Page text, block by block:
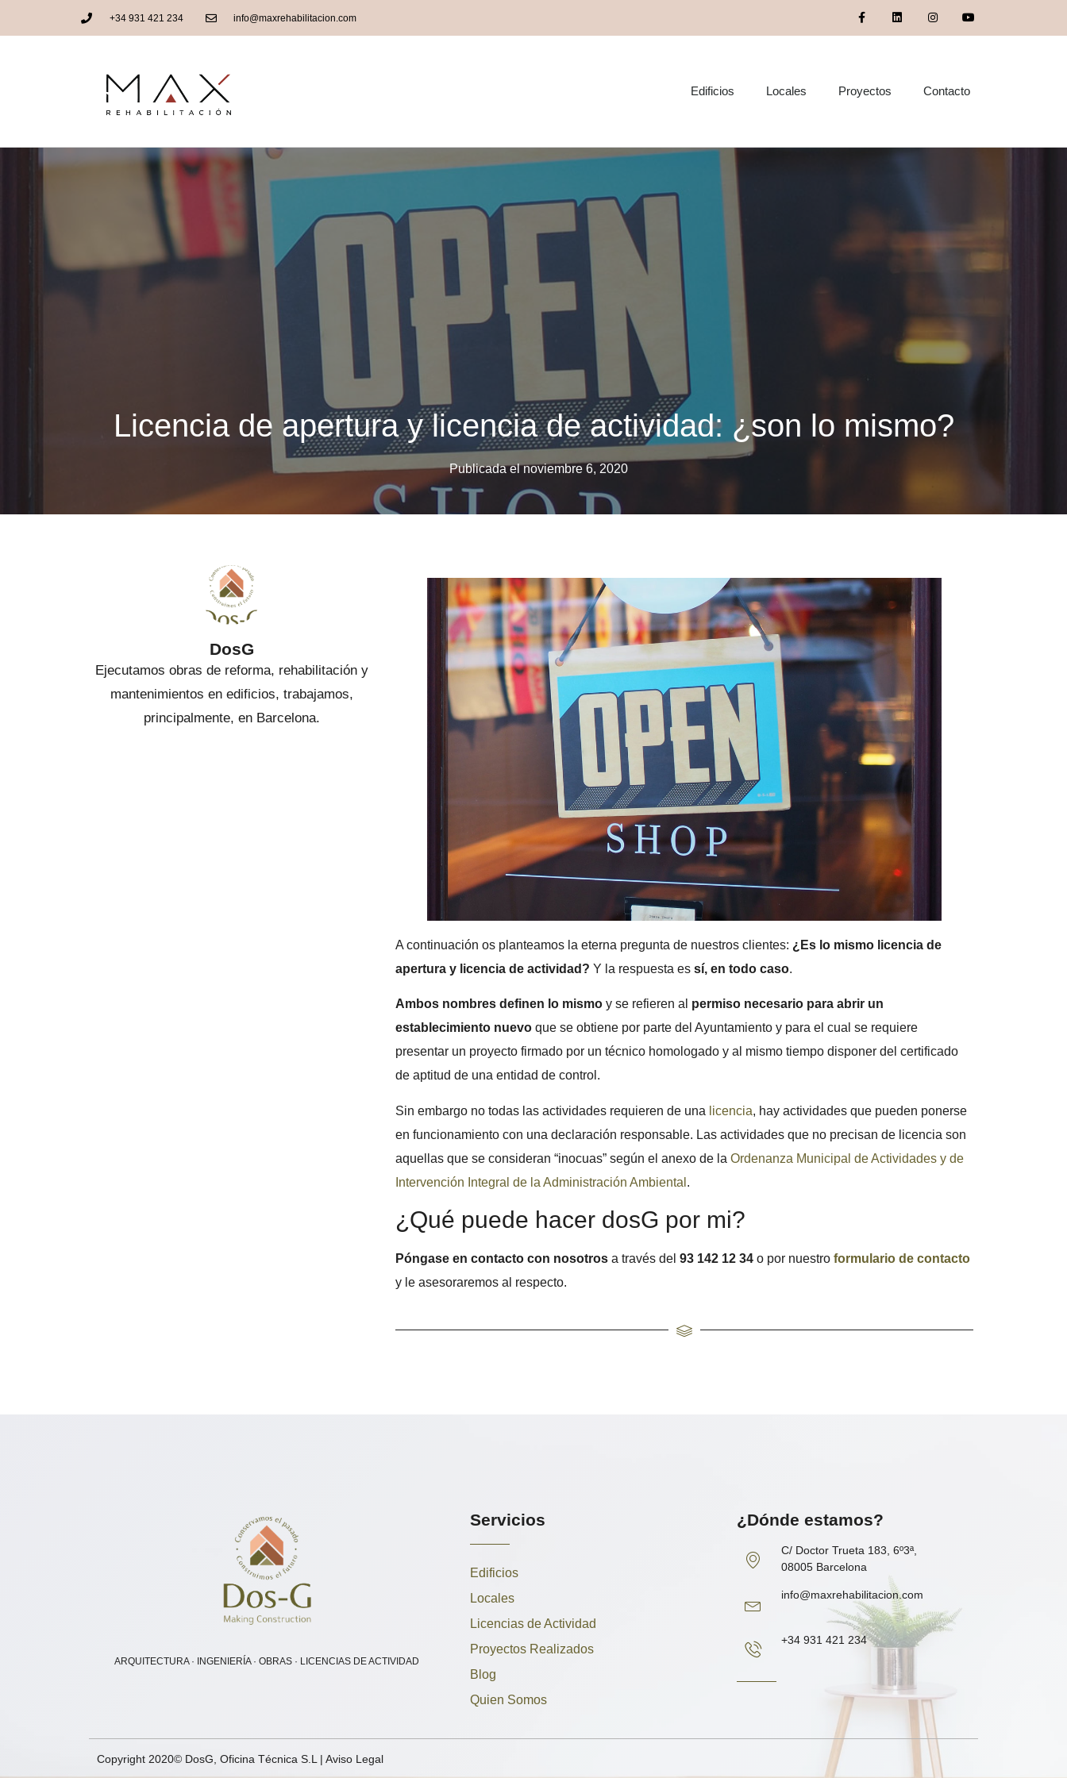
+34 931 421 234 info@maxrehabilitacion.com
Edificios Locales Proyectos Contacto
Licencia de apertura y licencia de actividad: ¿son lo mismo?
Publicada elnoviembre 6, 2020
DosG
Ejecutamos obras de reforma, rehabilitación y
mantenimientos en edificios, trabajamos,
principalmente, en Barcelona.
A continuación os planteamos la eterna pregunta de nuestros clientes: ¿Es lo mismo licencia de
apertura y licencia de actividad? Y la respuesta es sí, en todo caso.
Ambos nombres definen lo mismoy se refieren al permiso necesario para abrir un
establecimiento nuevoque se obtiene por parte del Ayuntamiento y para el cual se requiere
presentar un proyecto firmado por un técnico homologado y al mismo tiempo disponer del certificado
de aptitud de una entidad de control.
Sin embargo no todas las actividades requieren de una licencia, hay actividades que pueden ponerse
en funcionamiento con una declaración responsable. Las actividades que no precisan de licencia son
aquellas que se consideran “inocuas” según el anexo de la Ordenanza Municipal de Actividades y de
Intervención Integral de la Administración Ambiental .
¿Qué puede hacer dosG por mi?
Póngase en contacto con nosotrosa través del 93 142 12 34o por nuestro formulario de contacto
y le asesoraremos al respecto.
ARQUITECTURA · INGENIERÍA · OBRAS · LICENCIAS DE ACTIVIDAD
Servicios
Edificios
Locales
Licencias de Actividad
Proyectos Realizados
Blog
Quien Somos
¿Dónde estamos?
C/ Doctor Trueta 183, 6º3ª,
08005 Barcelona
info@maxrehabilitacion.com
+34 931 421 234
Copyright 2020© DosG, Oficina Técnica S.L | Aviso Legal